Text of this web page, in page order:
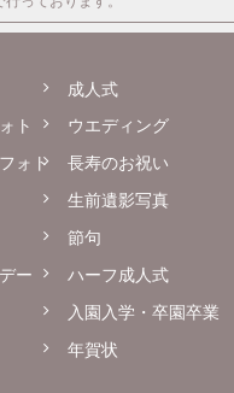
ト
ォト
ー
成人式
ウエディング
長寿のお祝い
生前遺影写真
節句
ハーフ成人式
入園入学・卒園卒業
年賀状